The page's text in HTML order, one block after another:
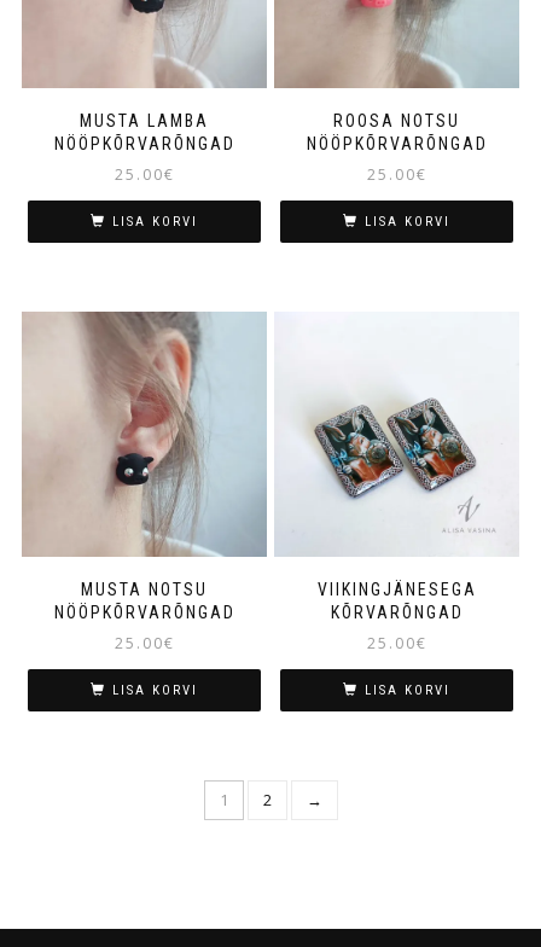
MUSTA LAMBA
NÖÖPKÕRVARÕNGAD
25.00€
LISA KORVI
ROOSA NOTSU
NÖÖPKÕRVARÕNGAD
25.00€
LISA KORVI
MUSTA NOTSU
NÖÖPKÕRVARÕNGAD
25.00€
LISA KORVI
VIIKINGJÄNESEGA
KÕRVARÕNGAD
25.00€
LISA KORVI
1 2 →